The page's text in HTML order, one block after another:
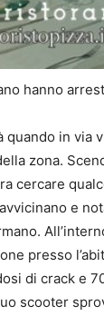
hanno
in via
zona.
cercare
e
presso
di crack e
scooter